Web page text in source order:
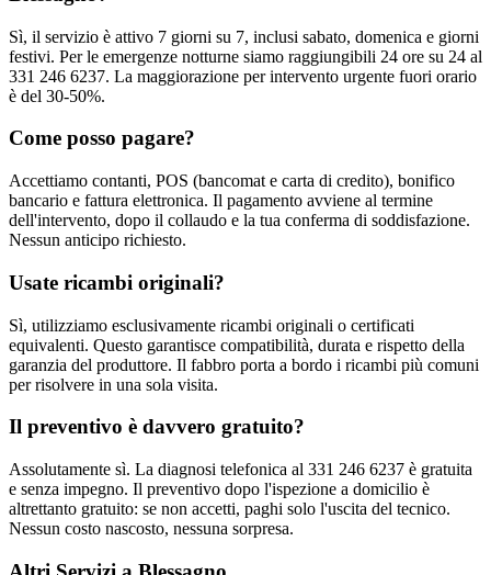
Sì, il servizio è attivo 7 giorni su 7, inclusi sabato, domenica e giorni
festivi. Per le emergenze notturne siamo raggiungibili 24 ore su 24 al
331 246 6237. La maggiorazione per intervento urgente fuori orario
è del 30-50%.
Come posso pagare?
Accettiamo contanti, POS (bancomat e carta di credito), bonifico
bancario e fattura elettronica. Il pagamento avviene al termine
dell'intervento, dopo il collaudo e la tua conferma di soddisfazione.
Nessun anticipo richiesto.
Usate ricambi originali?
Sì, utilizziamo esclusivamente ricambi originali o certificati
equivalenti. Questo garantisce compatibilità, durata e rispetto della
garanzia del produttore. Il fabbro porta a bordo i ricambi più comuni
per risolvere in una sola visita.
Il preventivo è davvero gratuito?
Assolutamente sì. La diagnosi telefonica al 331 246 6237 è gratuita
e senza impegno. Il preventivo dopo l'ispezione a domicilio è
altrettanto gratuito: se non accetti, paghi solo l'uscita del tecnico.
Nessun costo nascosto, nessuna sorpresa.